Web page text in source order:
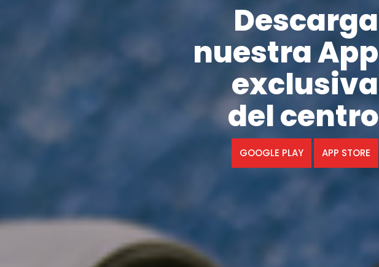
Descarga
nuestra App
exclusiva
del centro
GOOGLE PLAY APP STORE